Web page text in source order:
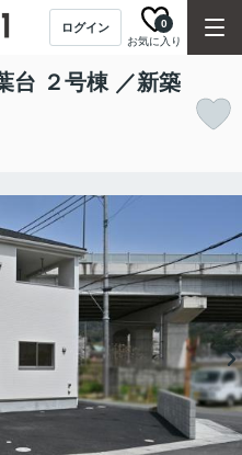
ログイン
お気に入り
0
台 ２号棟 ／新築